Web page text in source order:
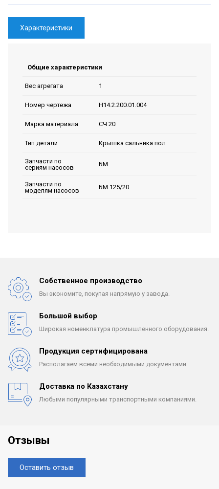
Характеристики
Общие характеристики
Вес агрегата 1
Номер чертежа Н14.2.200.01.004
Марка материала СЧ 20
Тип детали Крышка сальника пол.
Запчасти по
сериям насосов
БМ
Запчасти по
моделям насосов
БМ 125/20
Собственное производство
Вы экономите, покупая напрямую у завода.
Большой выбор
Широкая номенклатура промышленного оборудования.
Продукция сертифицирована
Располагаем всеми необходимыми документами.
Доставка по Казахстану
Любыми популярными транспортными компаниями.
Отзывы
Оставить отзыв